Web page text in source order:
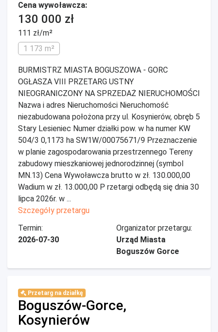
Cena wywoławcza:
130 000 zł
111 zł/m²
1 173 m²
BURMISTRZ MIASTA BOGUSZOWA - GORC
OGŁASZA VIII PRZETARG USTNY
NIEOGRANICZONY NA SPRZEDAŻ NIERUCHOMOŚCI
Nazwa i adres Nieruchomości Nieruchomość
niezabudowana położona przy ul. Kosynierów, obręb 5
Stary Lesieniec Numer działki pow. w ha numer KW
504/3 0,1173 ha SW1W/00075671/9 Przeznaczenie
w planie zagospodarowania przestrzennego Tereny
zabudowy mieszkaniowej jednorodzinnej (symbol
MN.13) Cena Wywoławcza brutto w zł. 130.000,00
Wadium w zł. 13.000,00 P rzetargi odbędą się dnia 30
lipca 2026r. w ...
Szczegóły przetargu
Termin:
2026-07-30
Organizator przetargu:
Urząd Miasta
Boguszów Gorce
Przetarg na działkę
Boguszów-Gorce,
Kosynierów